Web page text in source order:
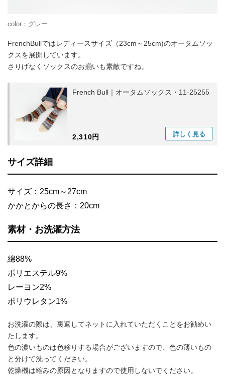
color：グレー
FrenchBullではレディースサイズ（23cm～25cm)のオータムソッ
クスを展開しています。
さりげなくソックスのお揃いも素敵ですね。
French Bull｜オータムソックス・11-25255
2,310円 詳しく 見る
サイズ詳細
サイズ：25cm～27cm
かかとからの長さ：20cm
素材・お洗濯方法
綿88%
ポリエステル9%
レーヨン2%
ポリウレタン1%
お洗濯の際は、裏返してネットに入れていただくことをお勧めい
たします。
色の濃いものは色移りする場合がございますので、色の薄いもの
と分けて洗ってください。
乾燥機は縮みの原因となりますので使用しないでください。